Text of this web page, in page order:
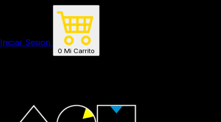
Iniciar Sesion
0 Mi Carrito